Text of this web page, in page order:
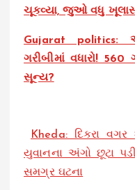
ચૂકવ્યા, જુઓ વધુ
Gujarat politics:
ગરીબીમાં વધારો!
સૂન્ય?
Kheda: દિકરા
યુવાનના અંગો છૂટા
સમગ્ર ઘટના